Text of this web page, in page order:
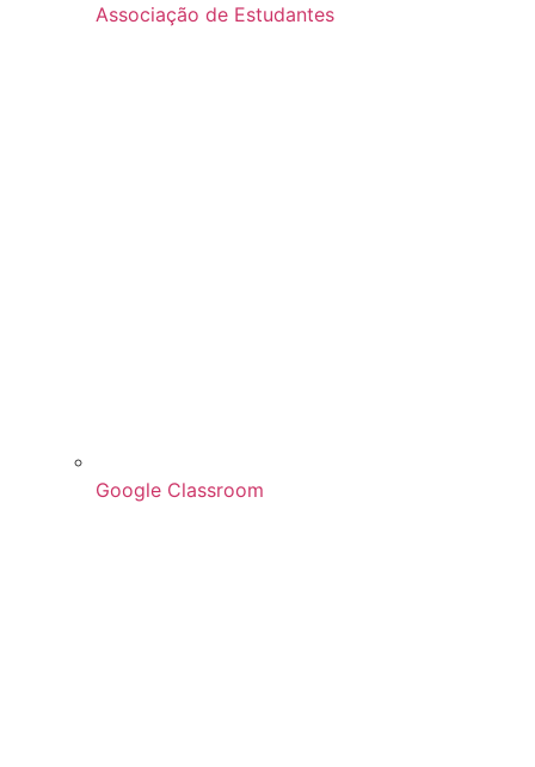
Associação de Estudantes
Google Classroom